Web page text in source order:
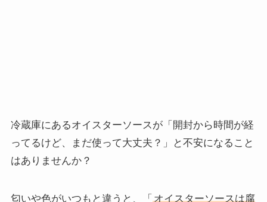
冷蔵庫にあるオイスターソースが「開封から時間が経
ってるけど、まだ使って大丈夫？」と不安になること
はありませんか？
匂いや色がいつもと違うと、「 オイスターソースは腐